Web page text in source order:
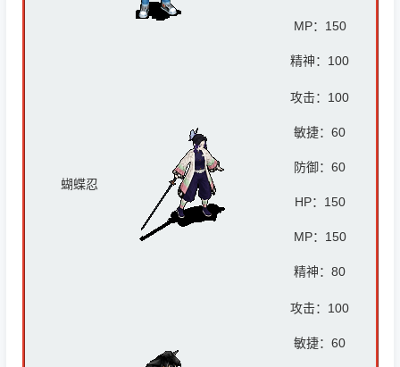
MP： 150
精神： 100
蝴蝶忍
攻击： 100
敏捷：60
防御：60
HP： 150
MP： 150
精神：80
攻击： 100
敏捷：60